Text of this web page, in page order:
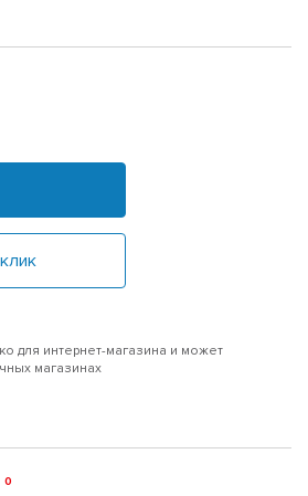
для интернет-магазина и может
магазинах